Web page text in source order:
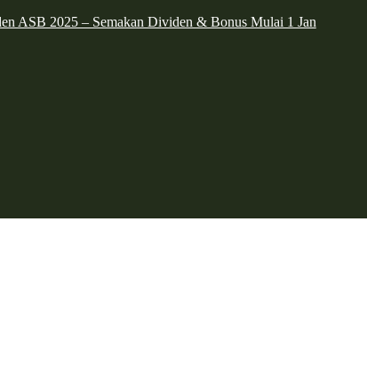
ASB 2025 – Semakan Dividen & Bonus Mulai 1 Jan